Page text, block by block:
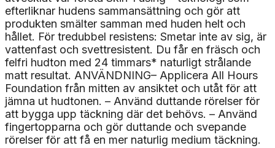
efterliknar hudens sammansättning och gör att
produkten smälter samman med huden helt och
hållet. För tredubbel resistens: Smetar inte av sig, är
vattenfast och svettresistent. Du får en fräsch och
felfri hudton med 24 timmars* naturligt strålande
matt resultat. ANVÄNDNING– Applicera All Hours
Foundation från mitten av ansiktet och utåt för att
jämna ut hudtonen. – Använd duttande rörelser för
att bygga upp täckning där det behövs. – Använd
fingertopparna och gör duttande och svepande
rörelser för att få en mer naturlig medium täckning.